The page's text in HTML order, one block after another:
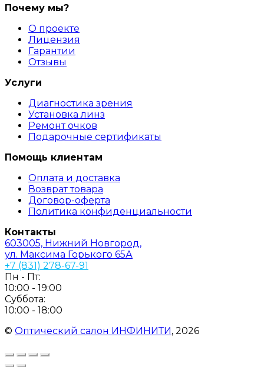
Почему мы?
О проекте
Лицензия
Гарантии
Отзывы
Услуги
Диагностика зрения
Установка линз
Ремонт очков
Подарочные сертификаты
Помощь клиентам
Оплата и доставка
Возврат товара
Договор-оферта
Политика конфиденциальности
Контакты
603005, Нижний Новгород,
ул. Максима Горького 65А
+7 (831) 278-67-91
Пн - Пт:
10:00 - 19:00
Суббота:
10:00 - 18:00
© Оптический салон ИНФИНИТИ, 2026